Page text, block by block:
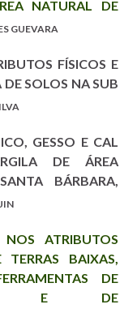
NATURAL DE
GUEVARA
FÍSICOS E
SOLOS NA SUB
GESSO E CAL
DE ÁREA
BÁRBARA,
ATRIBUTOS
BAIXAS,
DE
E DE